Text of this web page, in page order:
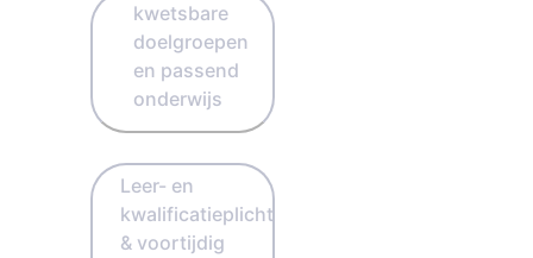
kwetsbare
doelgroepen
en passend
onderwijs
Leer- en
kwalificatieplicht
& voortijdig